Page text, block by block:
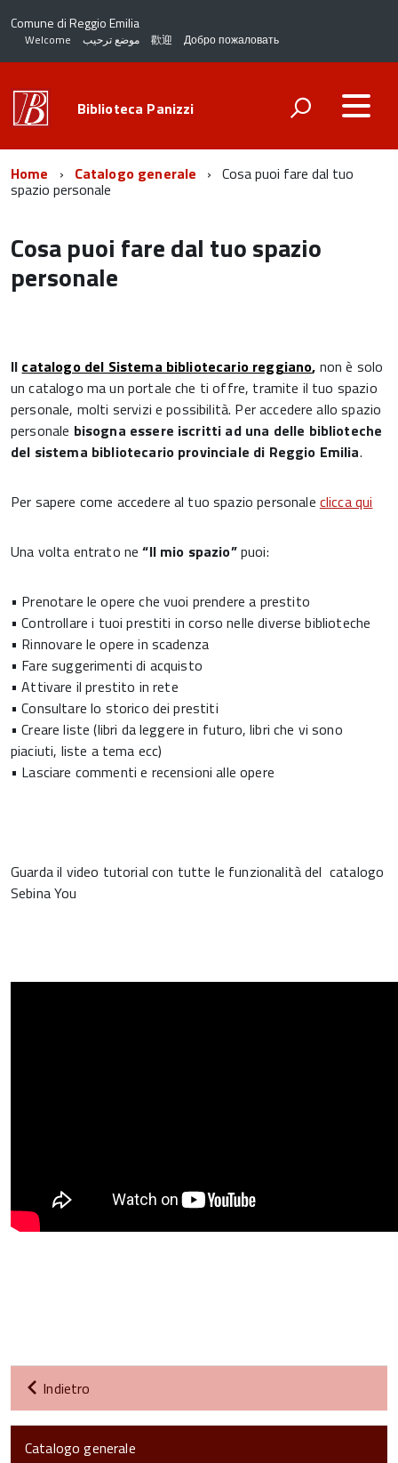
Comune di Reggio Emilia
Welcome موضع ترحيب 歡迎 Добро пожаловать
Biblioteca Panizzi
Home Catalogo generale Cosa puoi fare dal tuo
spazio personale
Cosa puoi fare dal tuo spazio
personale
Il catalogo del Sistema bibliotecario reggiano, non è solo
un catalogo ma un portale che ti offre, tramite il tuo spazio
personale, molti servizi e possibilità. Per accedere allo spazio
personale bisogna essere iscritti ad una delle biblioteche
del sistema bibliotecario provinciale di Reggio Emilia.
Per sapere come accedere al tuo spazio personale clicca qui
Una volta entrato ne“Il mio spazio”puoi:
• Prenotare le opere che vuoi prendere a prestito
• Controllare i tuoi prestiti in corso nelle diverse biblioteche
• Rinnovare le opere in scadenza
• Fare suggerimenti di acquisto
• Attivare il prestito in rete
• Consultare lo storico dei prestiti
• Creare liste (libri da leggere in futuro, libri che vi sono
piaciuti, liste a tema ecc)
• Lasciare commenti e recensioni alle opere
Guarda il video tutorial con tutte le funzionalità del catalogo
Sebina You
Indietro
Catalogo generale